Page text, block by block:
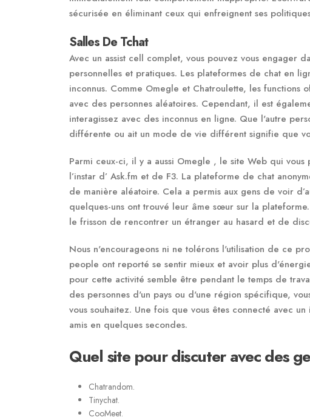
sécurisée en éliminant ceux qui enfreignent ses
Salles De Tchat
Avec un assist cell complet, vous pouvez vous engager
personnelles et pratiques. Les plateformes de chat en
inconnus. Comme Omegle et Chatroulette, les functions
avec des personnes aléatoires. Cependant, il est
interagissez avec des inconnus en ligne. Que l'autre
différente ou ait un mode de vie différent signifie que
Parmi ceux-ci, il y a aussi Omegle , le site Web qui
l’instar d’ Ask.fm et de F3. La plateforme de chat
de manière aléatoire. Cela a permis aux gens de voir
quelques-uns ont trouvé leur âme sœur sur la
le frisson de rencontrer un étranger au hasard et de
Nous n'encourageons ni ne tolérons l'utilisation de ce
people ont reporté se sentir mieux et avoir plus
pour cette activité semble être pendant le temps de
des personnes d'un pays ou d'une région spécifique,
vous souhaitez. Une fois que vous êtes connecté avec
amis en quelques secondes.
Quel site pour discuter avec des
Chatrandom.
Tinychat.
CooMeet.